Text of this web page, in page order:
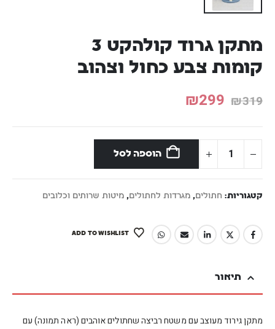
מתקן גרוד קולהקט 3
קומות צבע כחול וצהוב
₪319
₪299
הוספה לסל
קטגוריות: חתולים, מגרדות לחתולים, מיטות שרותים וכלובים
ADD TO WISHLIST
תיאור
מתקן גירוד מעוצב עם משטח רביצה שחתולים אוהבים (ראה תמונה) עם